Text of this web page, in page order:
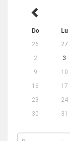
Do Lu
26 27
2
3
9
10
16
17
23
24
30
31